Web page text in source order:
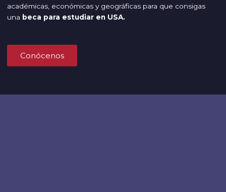
académicas, económicas y geográficas para que consigas
una beca para estudiar en USA.
Conócenos